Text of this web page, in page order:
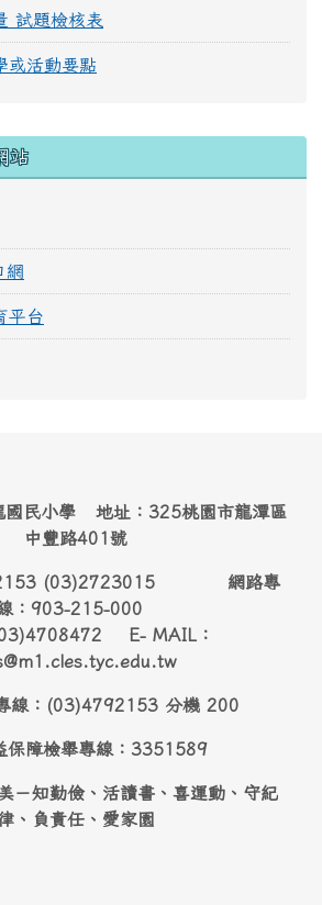
試題檢核表
或活動要點
站
網
平台
國民小學 地址：325桃園市龍潭區
中豐路401號
(03)2723015 網路專
：903-215-000
E- MAIL：
線：(03)4792153 分機 200
保障檢舉專線：3351589
－知勤儉、活讀書、喜運動、守紀
、負責任、愛家園